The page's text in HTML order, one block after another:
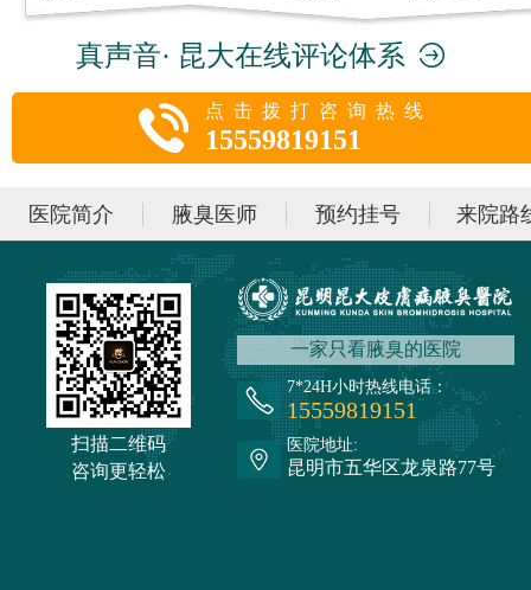
真声音· 昆大在线评论体系
点击拨打咨询热线
15559819151
医院简介 腋臭医师 预约挂号 来院路
扫描二维码
咨询更轻松
一家只看腋臭的医院
7*24H小时热线电话：
15559819151
医院地址:
昆明市五华区龙泉路77号